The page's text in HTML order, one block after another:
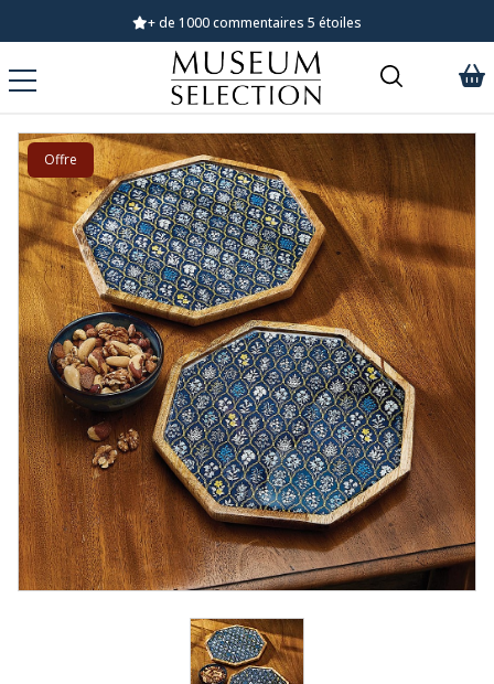
+ de 1000 commentaires 5 étoiles
Offre